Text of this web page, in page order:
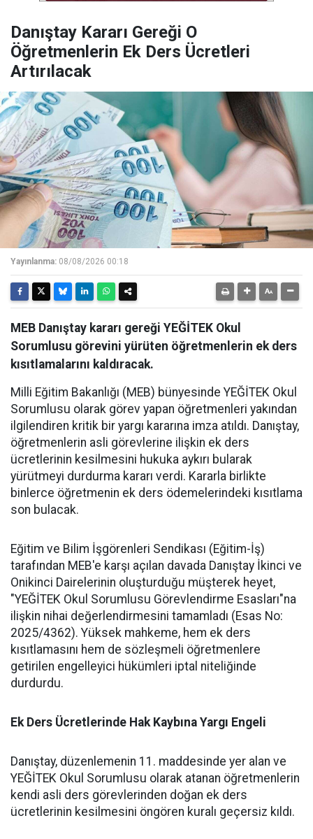
Danıştay Kararı Gereği O
Öğretmenlerin Ek Ders Ücretleri
Artırılacak
Yayınlanma: 08/08/2026 00:18
MEB Danıştay kararı gereği YEĞİTEK Okul
Sorumlusu görevini yürüten öğretmenlerin ek ders
kısıtlamalarını kaldıracak.
Milli Eğitim Bakanlığı (MEB) bünyesinde YEĞİTEK Okul
Sorumlusu olarak görev yapan öğretmenleri yakından
ilgilendiren kritik bir yargı kararına imza atıldı. Danıştay,
öğretmenlerin asli görevlerine ilişkin ek ders
ücretlerinin kesilmesini hukuka aykırı bularak
yürütmeyi durdurma kararı verdi. Kararla birlikte
binlerce öğretmenin ek ders ödemelerindeki kısıtlama
son bulacak.
​Eğitim ve Bilim İşgörenleri Sendikası (Eğitim-İş)
tarafından MEB'e karşı açılan davada Danıştay İkinci ve
Onikinci Dairelerinin oluşturduğu müşterek heyet,
"YEĞİTEK Okul Sorumlusu Görevlendirme Esasları"na
ilişkin nihai değerlendirmesini tamamladı (Esas No:
2025/4362). Yüksek mahkeme, hem ek ders
kısıtlamasını hem de sözleşmeli öğretmenlere
getirilen engelleyici hükümleri iptal niteliğinde
durdurdu.
​Ek Ders Ücretlerinde Hak Kaybına Yargı Engeli
​Danıştay, düzenlemenin 11. maddesinde yer alan ve
YEĞİTEK Okul Sorumlusu olarak atanan öğretmenlerin
kendi asli ders görevlerinden doğan ek ders
ücretlerinin kesilmesini öngören kuralı geçersiz kıldı.